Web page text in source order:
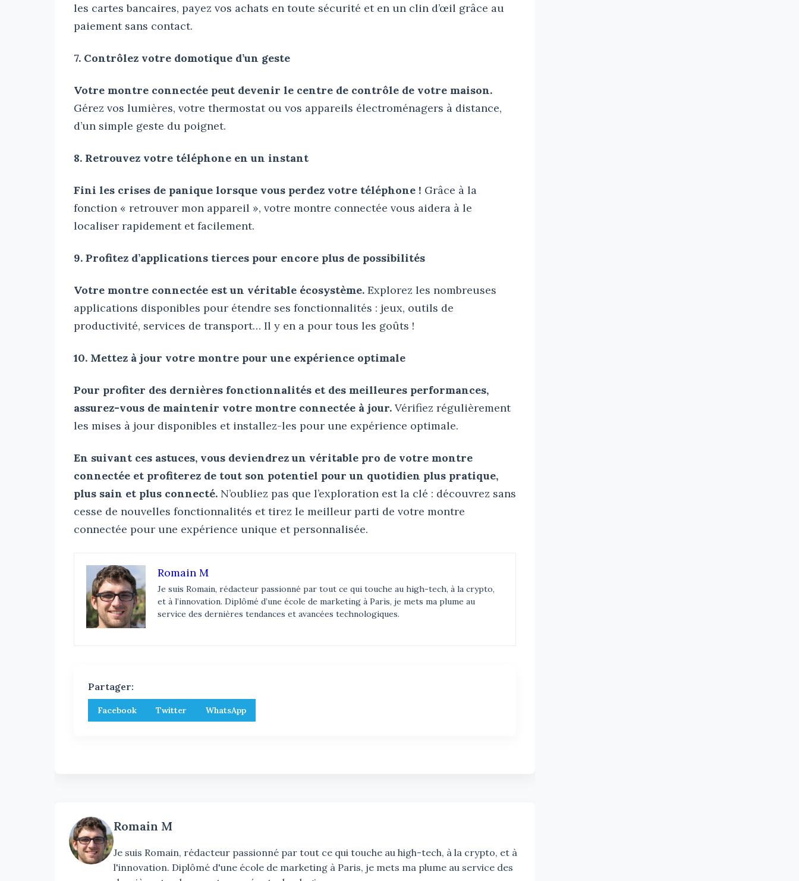
les cartes bancaires, payez vos achats en toute sécurité et en un clin d’œil grâce au
paiement sans contact.
7. Contrôlez votre domotique d’un geste
Votre montre connectée peut devenir le centre de contrôle de votre maison.
Gérez vos lumières, votre thermostat ou vos appareils électroménagers à distance,
d’un simple geste du poignet.
8. Retrouvez votre téléphone en un instant
Fini les crises de panique lorsque vous perdez votre téléphone ! Grâce à la
fonction « retrouver mon appareil », votre montre connectée vous aidera à le
localiser rapidement et facilement.
9. Profitez d’applications tierces pour encore plus de possibilités
Votre montre connectée est un véritable écosystème. Explorez les nombreuses
applications disponibles pour étendre ses fonctionnalités : jeux, outils de
productivité, services de transport… Il y en a pour tous les goûts !
10. Mettez à jour votre montre pour une expérience optimale
Pour profiter des dernières fonctionnalités et des meilleures performances,
assurez-vous de maintenir votre montre connectée à jour. Vérifiez régulièrement
les mises à jour disponibles et installez-les pour une expérience optimale.
En suivant ces astuces, vous deviendrez un véritable pro de votre montre
connectée et profiterez de tout son potentiel pour un quotidien plus pratique,
plus sain et plus connecté. N’oubliez pas que l’exploration est la clé : découvrez sans
cesse de nouvelles fonctionnalités et tirez le meilleur parti de votre montre
connectée pour une expérience unique et personnalisée.
Romain M
Je suis Romain, rédacteur passionné par tout ce qui touche au high-tech, à la crypto,
et à l’innovation. Diplômé d’une école de marketing à Paris, je mets ma plume au
service des dernières tendances et avancées technologiques.
Partager:
Facebook Twitter WhatsApp
Romain M
Je suis Romain, rédacteur passionné par tout ce qui touche au high-tech, à la crypto, et à
l'innovation. Diplômé d'une école de marketing à Paris, je mets ma plume au service des